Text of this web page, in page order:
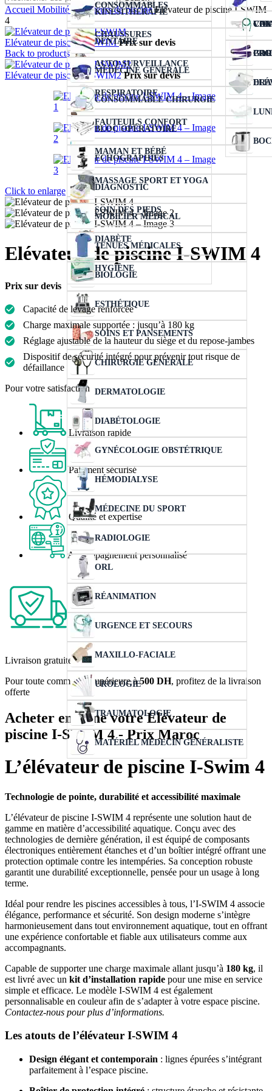
CONSOMMABLES
CHAUSSURES
AUTO-SURVEILLANCE
RESPIRATOIRE
FAUTEUILS CONFORT
MAMAN ET BÉBÉ
MASSAGE SPORT ET YOGA
SOIN DES PIEDS
DIABÈTE
HYGIÈNE
KINÉSITHÉRAPIE
DENTAIRE
MÉDECINE GÉNÉRALE
CONSOMMABLE CHIRURGIE
BLOC OPÉRATOIRE
ÉCHOGRAPHIES
DIAGNOSTIC
MOBILIER MÉDICAL
TENUES MÉDICALES
BIOLOGIE
ESTHÉTIQUE
SOINS ET PANSEMENTS
CHIRURGIE GÉNÉRALE
DERMATOLOGIE
DIABÉTOLOGIE
GYNÉCOLOGIE OBSTÉTRIQUE
HÉMODIALYSE
MÉDECINE DU SPORT
RADIOLOGIE
ORL
RÉANIMATION
URGENCE ET SECOURS
MAXILLO-FACIALE
UROLOGIE
TRAUMATOLOGIE
MATÉRIEL MÉDECIN GÉNÉRALISTE
Accueil MobilitéElévateurs de piscineElévateur de piscine I-SWIM
4
Elévateur de piscine I-SWIMPrix sur devis
Back to products
Elévateur de piscine I-SWIM2Prix sur devis
Click to enlarge
Elévateur de piscine I-SWIM 4
Prix sur devis
Capacité de levage renforcée
Charge maximale supportée : jusqu’à 180 kg
Réglage ajustable de la hauteur du siège et du repose-jambes
Dispositif de sécurité intégré pour prévenir tout risque de
défaillance
Pour votre satisfaction
Livraison rapide
Paiement sécurisé
Qualité et expertise
Accompagnement personnalisé
Livraison gratuite
Pour toute commande supérieure à500 DH, profitez de la livraison
offerte
Acheter en ligne votre Elévateur de
piscine I-SWIM 4 - Prix Maroc
L’élévateur de piscine I-Swim 4
Technologie de pointe, durabilité et accessibilité maximale
L’élévateur de piscine I-SWIM 4 représente une solution haut de
gamme en matière d’accessibilité aquatique. Conçu avec des
technologies de dernière génération, il est équipé de composants
électroniques entièrement étanches et d’un boîtier intégré offrant une
protection optimale contre les intempéries. Sa conception robuste
garantit une durabilité exceptionnelle, pensée pour un usage à long
terme.
Idéal pour rendre les piscines accessibles à tous, l’I-SWIM 4 associe
élégance, performance et sécurité. Son design moderne s’intègre
harmonieusement dans tout environnement aquatique, tout en offrant
une expérience confortable et fiable aux utilisateurs comme aux
accompagnants.
Capable de supporter une charge maximale allant jusqu’à 180 kg, il
est livré avec un kit d’installation rapide pour une mise en service
simple et efficace. Le modèle I-SWIM 4 est également
personnalisable en couleur afin de s’adapter à votre espace piscine.
Contactez-nous pour plus d’informations.
Les atouts de l’élévateur I-SWIM 4
Design élégant et contemporain : lignes épurées s’intégrant
parfaitement à l’espace piscine.